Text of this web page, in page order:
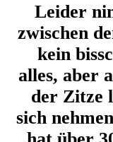
Leider
zwischen
kein
alles, aber
der Zitze
sich